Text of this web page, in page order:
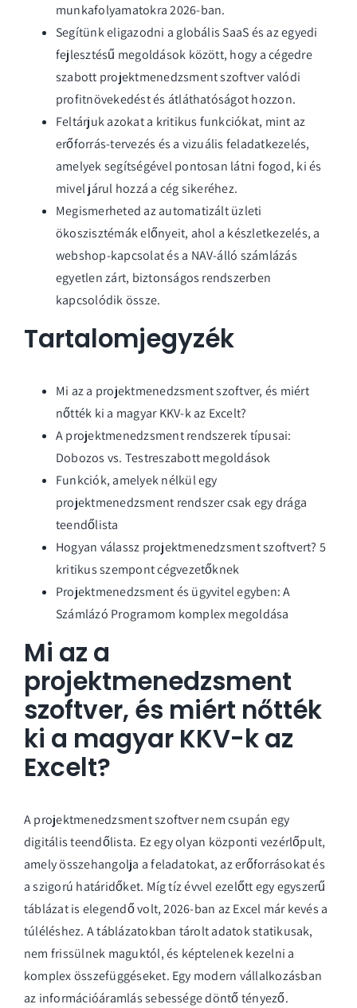
munkafolyamatokra 2026-ban.
Segítünk eligazodni a globális SaaS és az egyedi
fejlesztésű megoldások között, hogy a cégedre
szabott projektmenedzsment szoftver valódi
profitnövekedést és átláthatóságot hozzon.
Feltárjuk azokat a kritikus funkciókat, mint az
erőforrás-tervezés és a vizuális feladatkezelés,
amelyek segítségével pontosan látni fogod, ki és
mivel járul hozzá a cég sikeréhez.
Megismerheted az automatizált üzleti
ökoszisztémák előnyeit, ahol a készletkezelés, a
webshop-kapcsolat és a NAV-álló számlázás
egyetlen zárt, biztonságos rendszerben
kapcsolódik össze.
Tartalomjegyzék
Mi az a projektmenedzsment szoftver, és miért
nőtték ki a magyar KKV-k az Excelt?
A projektmenedzsment rendszerek típusai:
Dobozos vs. Testreszabott megoldások
Funkciók, amelyek nélkül egy
projektmenedzsment rendszer csak egy drága
teendőlista
Hogyan válassz projektmenedzsment szoftvert? 5
kritikus szempont cégvezetőknek
Projektmenedzsment és ügyvitel egyben: A
Számlázó Programom komplex megoldása
Mi az a
projektmenedzsment
szoftver, és miért nőtték
ki a magyar KKV-k az
Excelt?
Aprojektmenedzsment szoftvernem csupán egy
digitális teendőlista. Ez egy olyan központi vezérlőpult,
amely összehangolja a feladatokat, az erőforrásokat és
a szigorú határidőket. Míg tíz évvel ezelőtt egy egyszerű
táblázat is elegendő volt, 2026-ban az Excel már kevés a
túléléshez. A táblázatokban tárolt adatok statikusak,
nem frissülnek maguktól, és képtelenek kezelni a
komplex összefüggéseket. Egy modern vállalkozásban
az információáramlás sebessége döntő tényező.